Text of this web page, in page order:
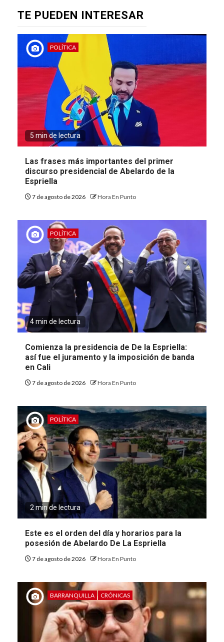
TE PUEDEN INTERESAR
POLÍTICA
5 min de lectura
Las frases más importantes del primer
discurso presidencial de Abelardo de la
Espriella
7 de agosto de 2026 Hora En Punto
POLÍTICA
4 min de lectura
Comienza la presidencia de De la Espriella:
así fue el juramento y la imposición de banda
en Cali
7 de agosto de 2026 Hora En Punto
POLÍTICA
2 min de lectura
Este es el orden del día y horarios para la
posesión de Abelardo De La Espriella
7 de agosto de 2026 Hora En Punto
BARRANQUILLA CRÓNICAS